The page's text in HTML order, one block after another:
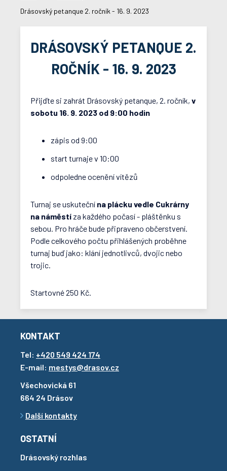
Drásovský petanque 2. ročník - 16. 9. 2023
DRÁSOVSKÝ PETANQUE 2.
ROČNÍK - 16. 9. 2023
Přijďte si zahrát Drásovský petanque, 2. ročník, v
sobotu 16. 9. 2023 od 9:00 hodin
zápis od 9:00
start turnaje v 10:00
odpoledne ocenění vítězů
Turnaj se uskuteční na plácku vedle Cukrárny
na náměstí za každého počasí - pláštěnku s
sebou. Pro hráče bude připraveno občerstvení.
Podle celkového počtu přihlášených proběhne
turnaj buď jako: klání jednotlivců, dvojic nebo
trojic.
Startovné 250 Kč.
KONTAKT
Tel: +420 549 424 174
E-mail: mestys@drasov.cz
Všechovická 61
664 24 Drásov
Další kontakty
OSTATNÍ
Drásovský rozhlas